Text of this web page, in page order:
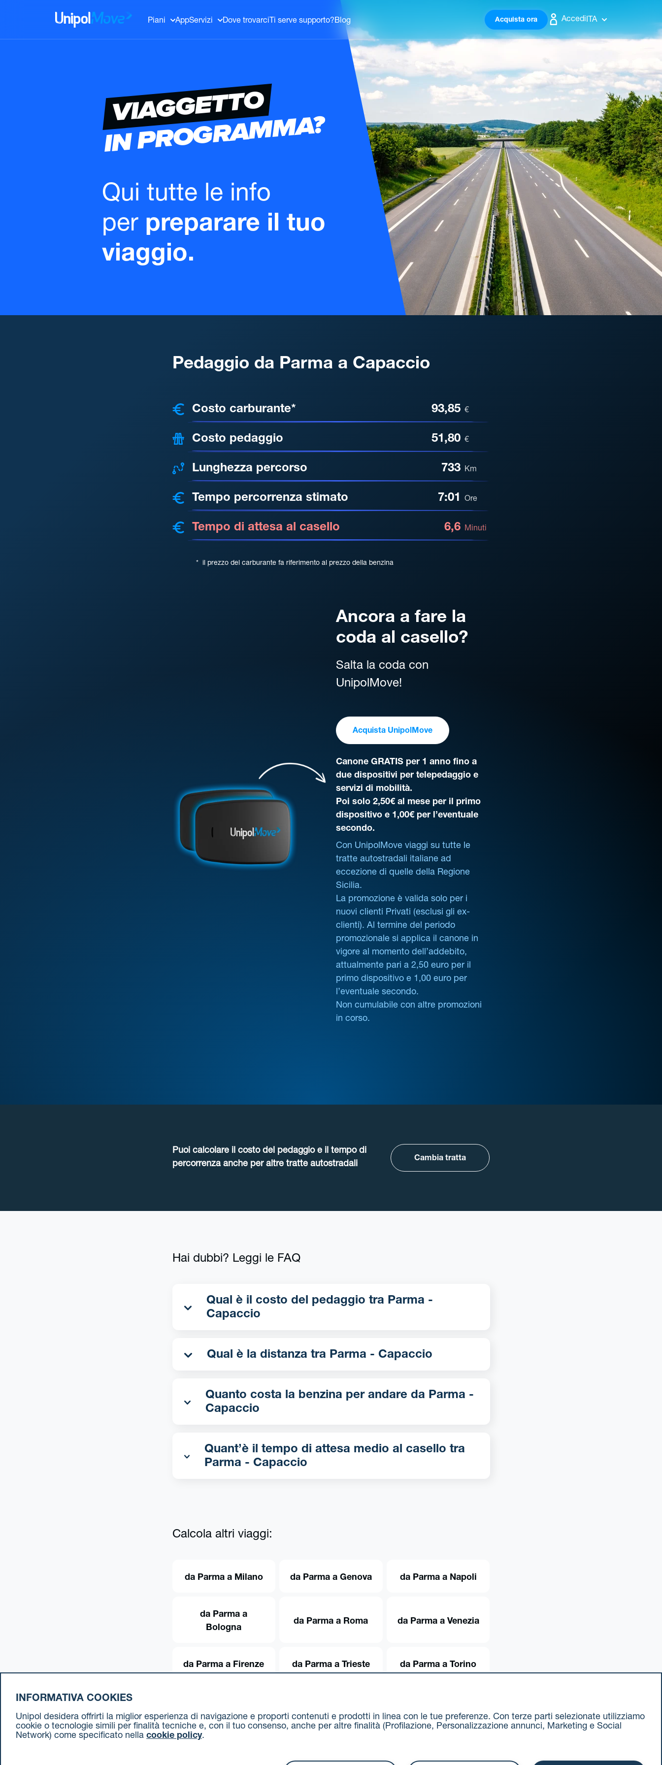
UnipolMove Piani AppServizi Dove trovarci Ti serve supporto?Blog Acquista ora AccediITA
VIAGGETTO
IN PROGRAMMA?
Qui tutte le info
per preparare il tuo
viaggio.
Pedaggio da Parma a Capaccio
Costo carburante* 93,85 €
Costo pedaggio 51,80 €
Lunghezza percorso 733 Km
Tempo percorrenza stimato 7:01 Ore
Tempo di attesa al casello 6,6 Minuti
* il prezzo del carburante fa riferimento al prezzo della benzina
Ancora a fare la
coda al casello?
Salta la coda con
UnipolMove!
Acquista UnipolMove
Canone GRATIS per 1 anno fino a
due dispositivi per telepedaggio e
servizi di mobilità.
Poi solo 2,50€ al mese per il primo
dispositivo e 1,00€ per l’eventuale
secondo.
Con UnipolMove viaggi su tutte le
tratte autostradali italiane ad
eccezione di quelle della Regione
Sicilia.
La promozione è valida solo per i
nuovi clienti Privati (esclusi gli ex-
clienti). Al termine del periodo
promozionale si applica il canone in
vigore al momento dell’addebito,
attualmente pari a 2,50 euro per il
primo dispositivo e 1,00 euro per
l’eventuale secondo.
Non cumulabile con altre promozioni
in corso.
Puoi calcolare il costo del pedaggio e il tempo di
percorrenza anche per altre tratte autostradali
Cambia tratta
Hai dubbi? Leggi le FAQ
Qual è il costo del pedaggio tra Parma -
Capaccio
Qual è la distanza tra Parma - Capaccio
Quanto costa la benzina per andare da Parma -
Capaccio
Quant’è il tempo di attesa medio al casello tra
Parma - Capaccio
Calcola altri viaggi:
da Parma a Milano da Parma a Genova da Parma a Napoli
da Parma a
Bologna
da Parma a Roma da Parma a Venezia
da Parma a Firenze da Parma a Trieste da Parma a Torino
INFORMATIVA COOKIES
Unipol desidera offrirti la miglior esperienza di navigazione e proporti contenuti e prodotti in linea con le tue preferenze. Con terze parti selezionate utilizziamo
cookie o tecnologie simili per finalità tecniche e, con il tuo consenso, anche per altre finalità (Profilazione, Personalizzazione annunci, Marketing e Social
Network) come specificato nella cookie policy.